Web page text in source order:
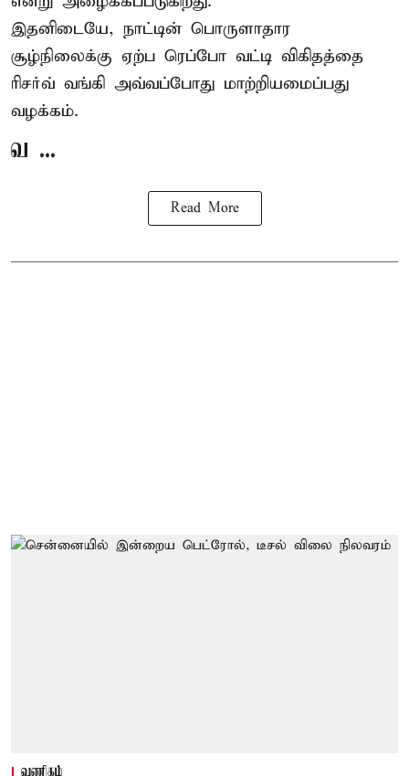
இதனிடையே, நாட்டின் பொருளாதார
சூழ்நிலைக்கு ஏற்ப ரெப்போ வட்டி விகிதத்தை
ரிசர்வ் வங்கி அவ்வப்போது மாற்றியமைப்பது
வழக்கம்.
வ ...
Read More
வணிகம்